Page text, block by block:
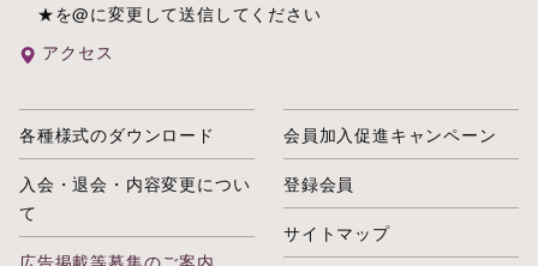
★を@に変更して送信してください
アクセス
各種様式のダウンロード
入会・退会・内容変更につい
て
会員加入促進キャンペーン
登録会員
サイトマップ